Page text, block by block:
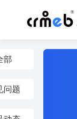
部
问题